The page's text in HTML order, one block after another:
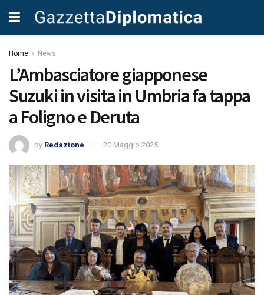
Home News
L’Ambasciatore giapponese
Suzuki in visita in Umbria fa tappa
a Foligno e Deruta
by Redazione 20 Maggio 2025